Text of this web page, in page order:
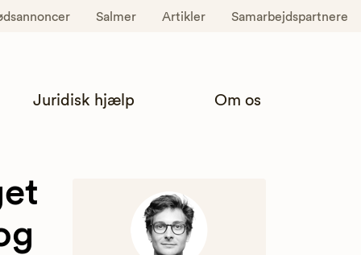
Salmer Artikler Samarbejdspartnere
Juridisk hjælp Om os